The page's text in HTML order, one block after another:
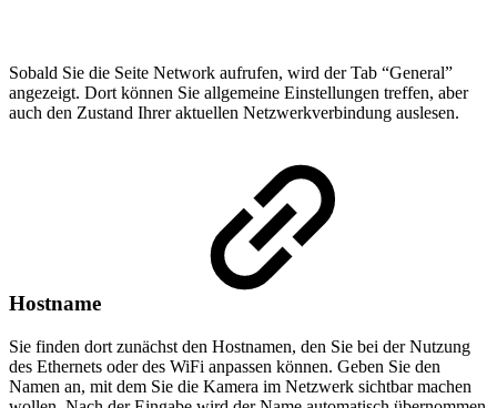
Sobald Sie die Seite Network aufrufen, wird der Tab “General”
angezeigt. Dort können Sie allgemeine Einstellungen treffen, aber
auch den Zustand Ihrer aktuellen Netzwerkverbindung auslesen.
Hostname
Sie finden dort zunächst den Hostnamen, den Sie bei der Nutzung
des Ethernets oder des WiFi anpassen können. Geben Sie den
Namen an, mit dem Sie die Kamera im Netzwerk sichtbar machen